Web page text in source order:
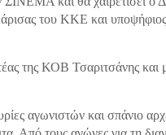
του ΚΚΕ και
της ΚΟΒ Τσαριτσάνης και
αγωνιστών και σπάνιο